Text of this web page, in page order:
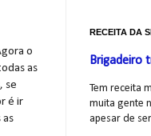
o
as
se
é ir
RECEITA DA
Brigadeiro
Tem receita
muita gente
apesar de